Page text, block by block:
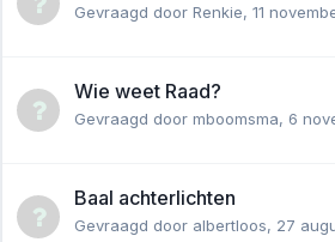
Gevraagd door Renkie, 11
Wie weet Raad?
Gevraagd door mboomsma, 6
Baal achterlichten
Gevraagd door albertloos, 27